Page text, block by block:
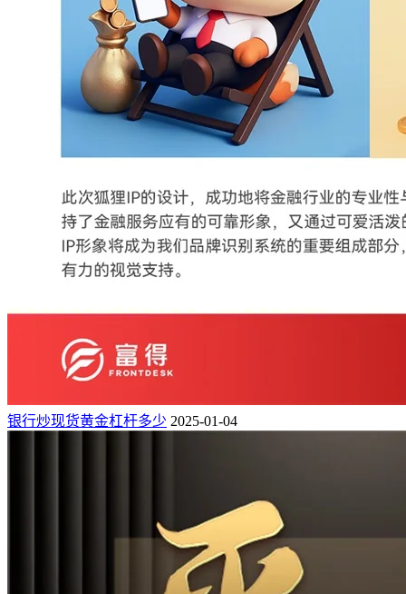
银行炒现货黄金杠杆多少 2025-01-04